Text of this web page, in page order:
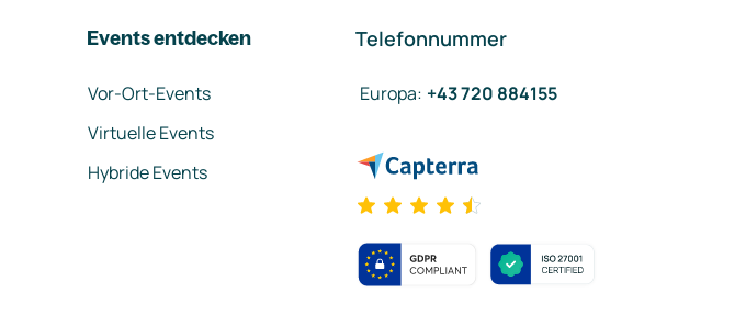
Events entdecken
Vor-Ort-Events
Virtuelle Events
Hybride Events
Telefonnummer
Europa: +43 720 884155